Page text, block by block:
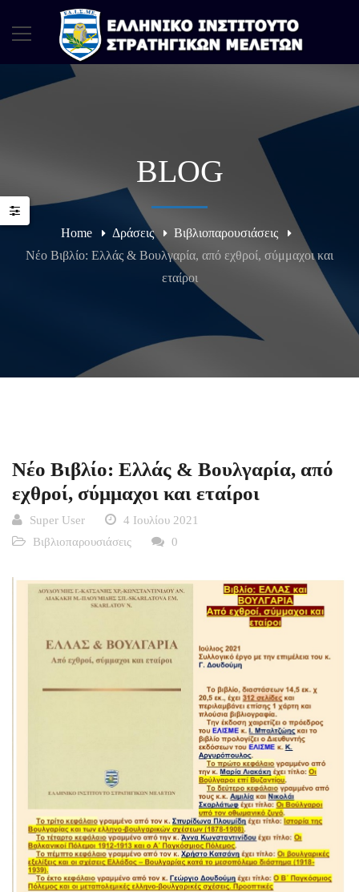
BLOG
Home Δράσεις
Βιβλιοπαρουσιάσεις
Νέο Βιβλίο: Ελλάς & Βουλγαρία, από εχθροί, σύμμαχοι και
εταίροι
Νέο Βιβλίο: Ελλάς & Βουλγαρία, από
εχθροί, σύμμαχοι και εταίροι
Super User
4 Ιουλίου 2021
Βιβλιοπαρουσιάσεις
0